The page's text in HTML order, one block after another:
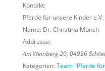
Kontakt:
Pferde für unsere Kinder e.V.
Name: Dr. Christina Münch
Addresse:
Am Weinberg 20, 04936
Kategorien:Team "Pferde